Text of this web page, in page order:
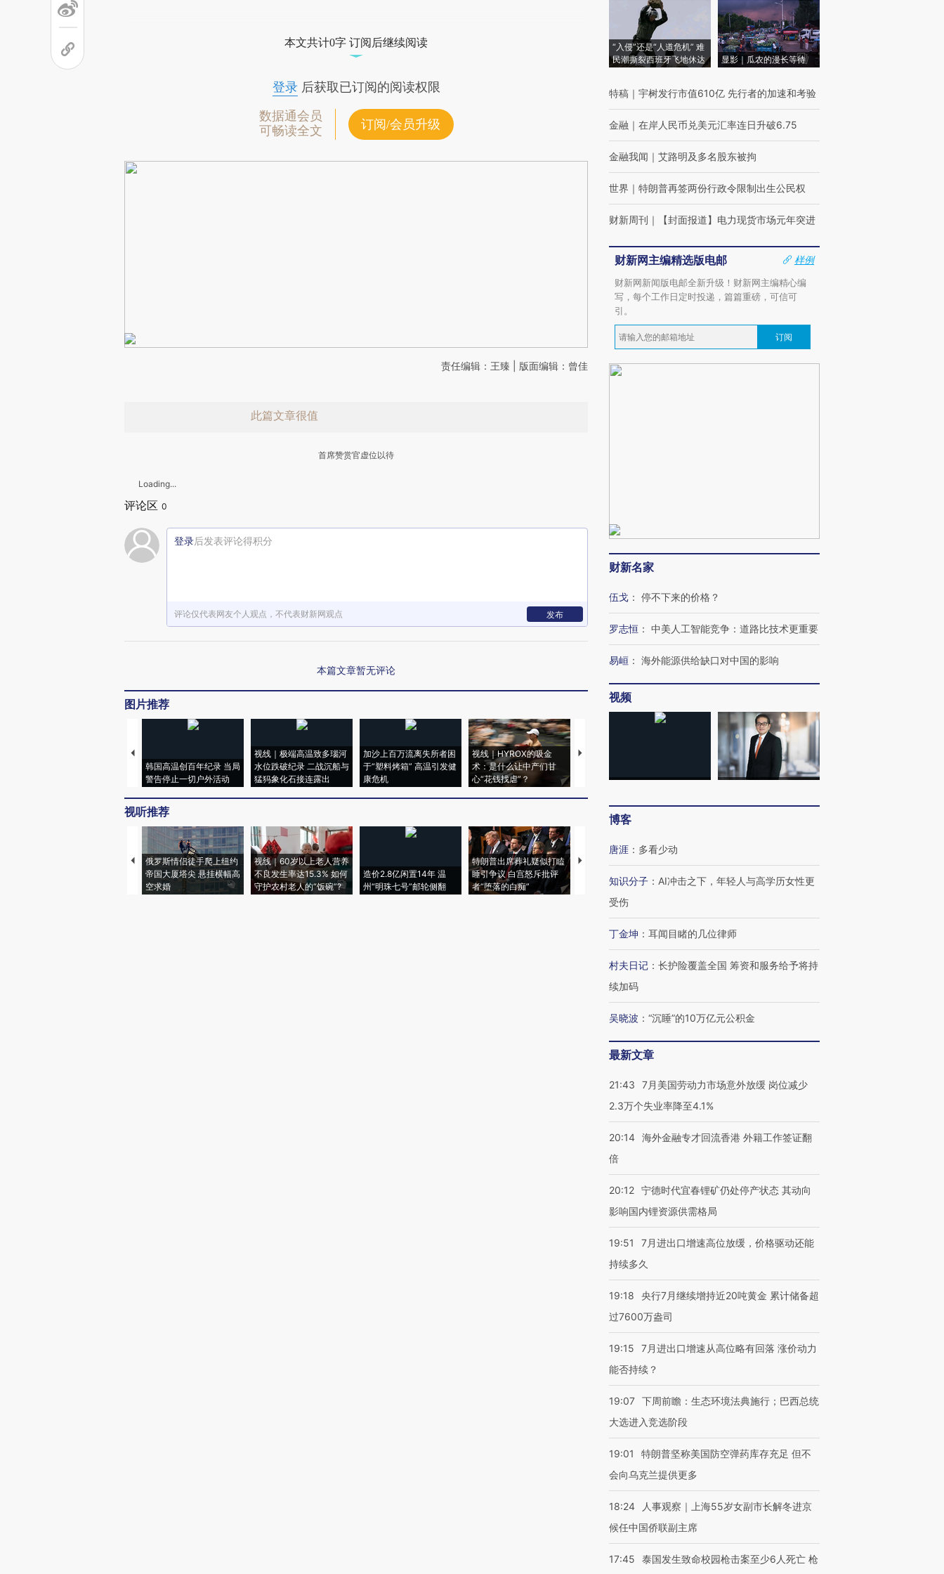
本文共计0字 订阅后继续阅读
登录后获取已订阅的阅读权限
数据通会员
可畅读全文
订阅/会员升级
责任编辑：王臻 | 版面编辑：曾佳
此篇文章很值
首席赞赏官虚位以待
Loading...
评论区 0
登录后发表评论得积分
评论仅代表网友个人观点，不代表财新网观点 发布
本篇文章暂无评论
图片推荐
韩国高温创百年纪录 当局
警告停止一切户外活动
视线｜极端高温致多瑙河
水位跌破纪录 二战沉船与
猛犸象化石接连露出
加沙上百万流离失所者困
于“塑料烤箱” 高温引发健
康危机
视线｜HYROX的吸金
术：是什么让中产们甘
心“花钱找虐”？
马航飞行员跨国走私7万
视线｜被称为“蟑螂”的印
度Z世代 用街头抗争将教
育部长拱下台
视线｜“入侵”还是“人道危
机”？难民潮撕裂西班牙
飞地休达
视听推荐
俄罗斯情侣徒手爬上纽约
帝国大厦塔尖 悬挂横幅高
空求婚
视线｜60岁以上老人营养
不良发生率达15.3% 如何
守护农村老人的“饭碗”?
造价2.8亿闲置14年 温
州“明珠七号”邮轮侧翻
特朗普出席葬礼疑似打瞌
睡引争议 白宫怒斥批评
者“堕落的白痴”
视线｜全球最热百城独占
97个 印度如何熬过48°C
38岁梅西上演帽子戏法
阿根廷3-0阿尔及利亚
韩国高温创百年纪录 当局
警告停止一切户外活动
“入侵”还是“人道危机” 难
民潮撕裂西班牙飞地休达
显影｜瓜农的漫长等待
特稿 ｜ 宇树发行市值610亿 先行者的加速和考验
金融 ｜ 在岸人民币兑美元汇率连日升破6.75
金融我闻 ｜ 艾路明及多名股东被拘
世界 ｜ 特朗普再签两份行政令限制出生公民权
财新周刊 ｜ 【封面报道】电力现货市场元年突进
财新网主编精选版电邮
样例
财新网新闻版电邮全新升级！财新网主编精心编
写，每个工作日定时投递，篇篇重磅，可信可
引。
订阅
财新名家
伍戈 ： 停不下来的价格？
罗志恒 ： 中美人工智能竞争：道路比技术更重要
易峘 ： 海外能源供给缺口对中国的影响
视频
博客
唐涯 ： 多看少动
知识分子 ： AI冲击之下，年轻人与高学历女性更
受伤
丁金坤 ： 耳闻目睹的几位律师
村夫日记 ： 长护险覆盖全国 筹资和服务给予将持
续加码
吴晓波 ： “沉睡”的10万亿元公积金
最新文章
21:43
7月美国劳动力市场意外放缓 岗位减少
2.3万个失业率降至4.1%
20:14 海外金融专才回流香港 外籍工作签证翻
倍
20:12 宁德时代宜春锂矿仍处停产状态 其动向
影响国内锂资源供需格局
19:51
7月进出口增速高位放缓，价格驱动还能
持续多久
19:18
央行7月继续增持近20吨黄金 累计储备超
过7600万盎司
19:15
7月进出口增速从高位略有回落 涨价动力
能否持续？
19:07 下周前瞻：生态环境法典施行；巴西总统
大选进入竞选阶段
19:01
特朗普坚称美国防空弹药库存充足 但不
会向乌克兰提供更多
18:24
人事观察｜上海55岁女副市长解冬进京
候任中国侨联副主席
17:45 泰国发生致命校园枪击案至少6人死亡 枪